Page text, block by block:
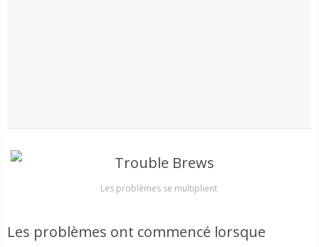
Les problèmes se multiplient
Les problèmes ont commencé lorsque